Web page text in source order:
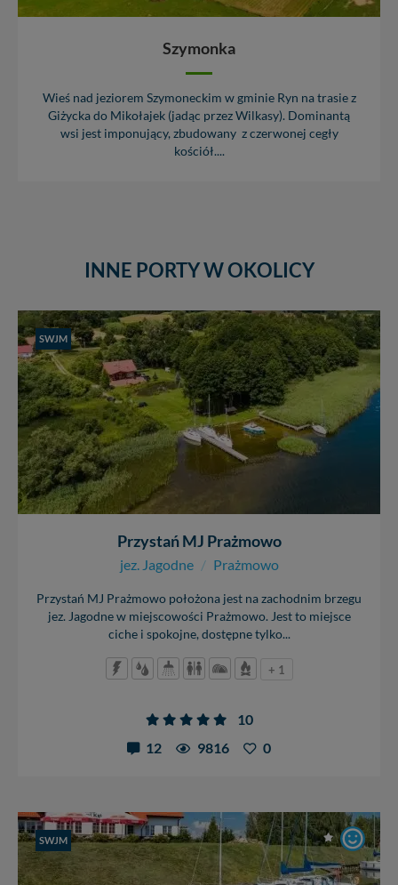
Szymonka
Wieś nad jeziorem Szymoneckim w gminie Ryn na trasie z
Giżycka do Mikołajek (jadąc przez Wilkasy). Dominantą
wsi jest imponujący, zbudowany z czerwonej cegły
kościół....
INNE PORTY W OKOLICY
SWJM
Przystań MJ Prażmowo
jez. Jagodne / Prażmowo
Przystań MJ Prażmowo położona jest na zachodnim brzegu
jez. Jagodne w miejscowości Prażmowo. Jest to miejsce
ciche i spokojne, dostępne tylko...
+ 1
10
12
9816 0
SWJM